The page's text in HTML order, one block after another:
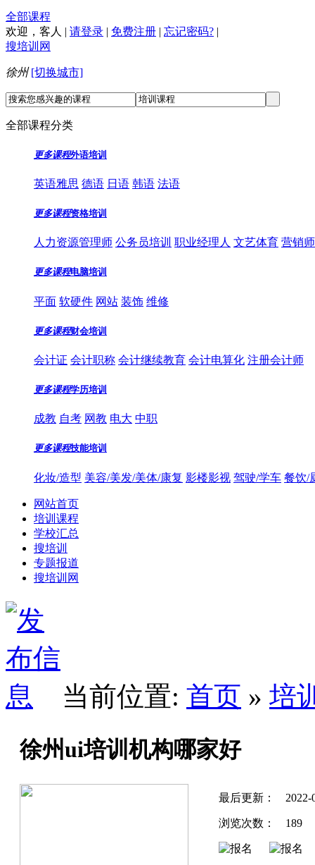
全部课程
欢迎， 客人 | 请登录 | 免费注册 | 忘记密码? |
搜培训网
徐州 [切换城市]
全部课程分类
更多课程外语培训
英语雅思 德语 日语 韩语 法语
更多课程资格培训
人力资源管理师 公务员培训 职业经理人 文艺体育 营销
更多课程电脑培训
平面 软硬件 网站 装饰 维修
更多课程财会培训
会计证 会计职称 会计继续教育 会计电算化 注册会计师
更多课程学历培训
成教 自考 网教 电大 中职
更多课程技能培训
化妆/造型 美容/美发/美体/康复 影楼影视 驾驶/学车 餐饮/
网站首页
培训课程
学校汇总
搜培训
专题报道
搜培训网
当前位置: 首页 » 培
徐州ui培训机构哪家好
最后更新： 2022-
浏览次数： 189